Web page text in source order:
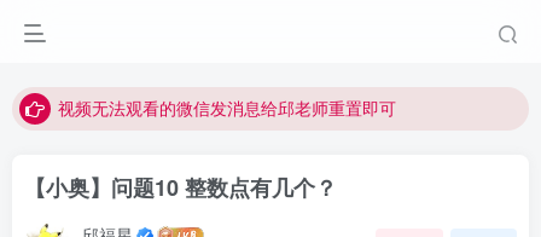
视频无法观看的微信发消息给邱老师重置即可
【小奥】问题10 整数点有几个？